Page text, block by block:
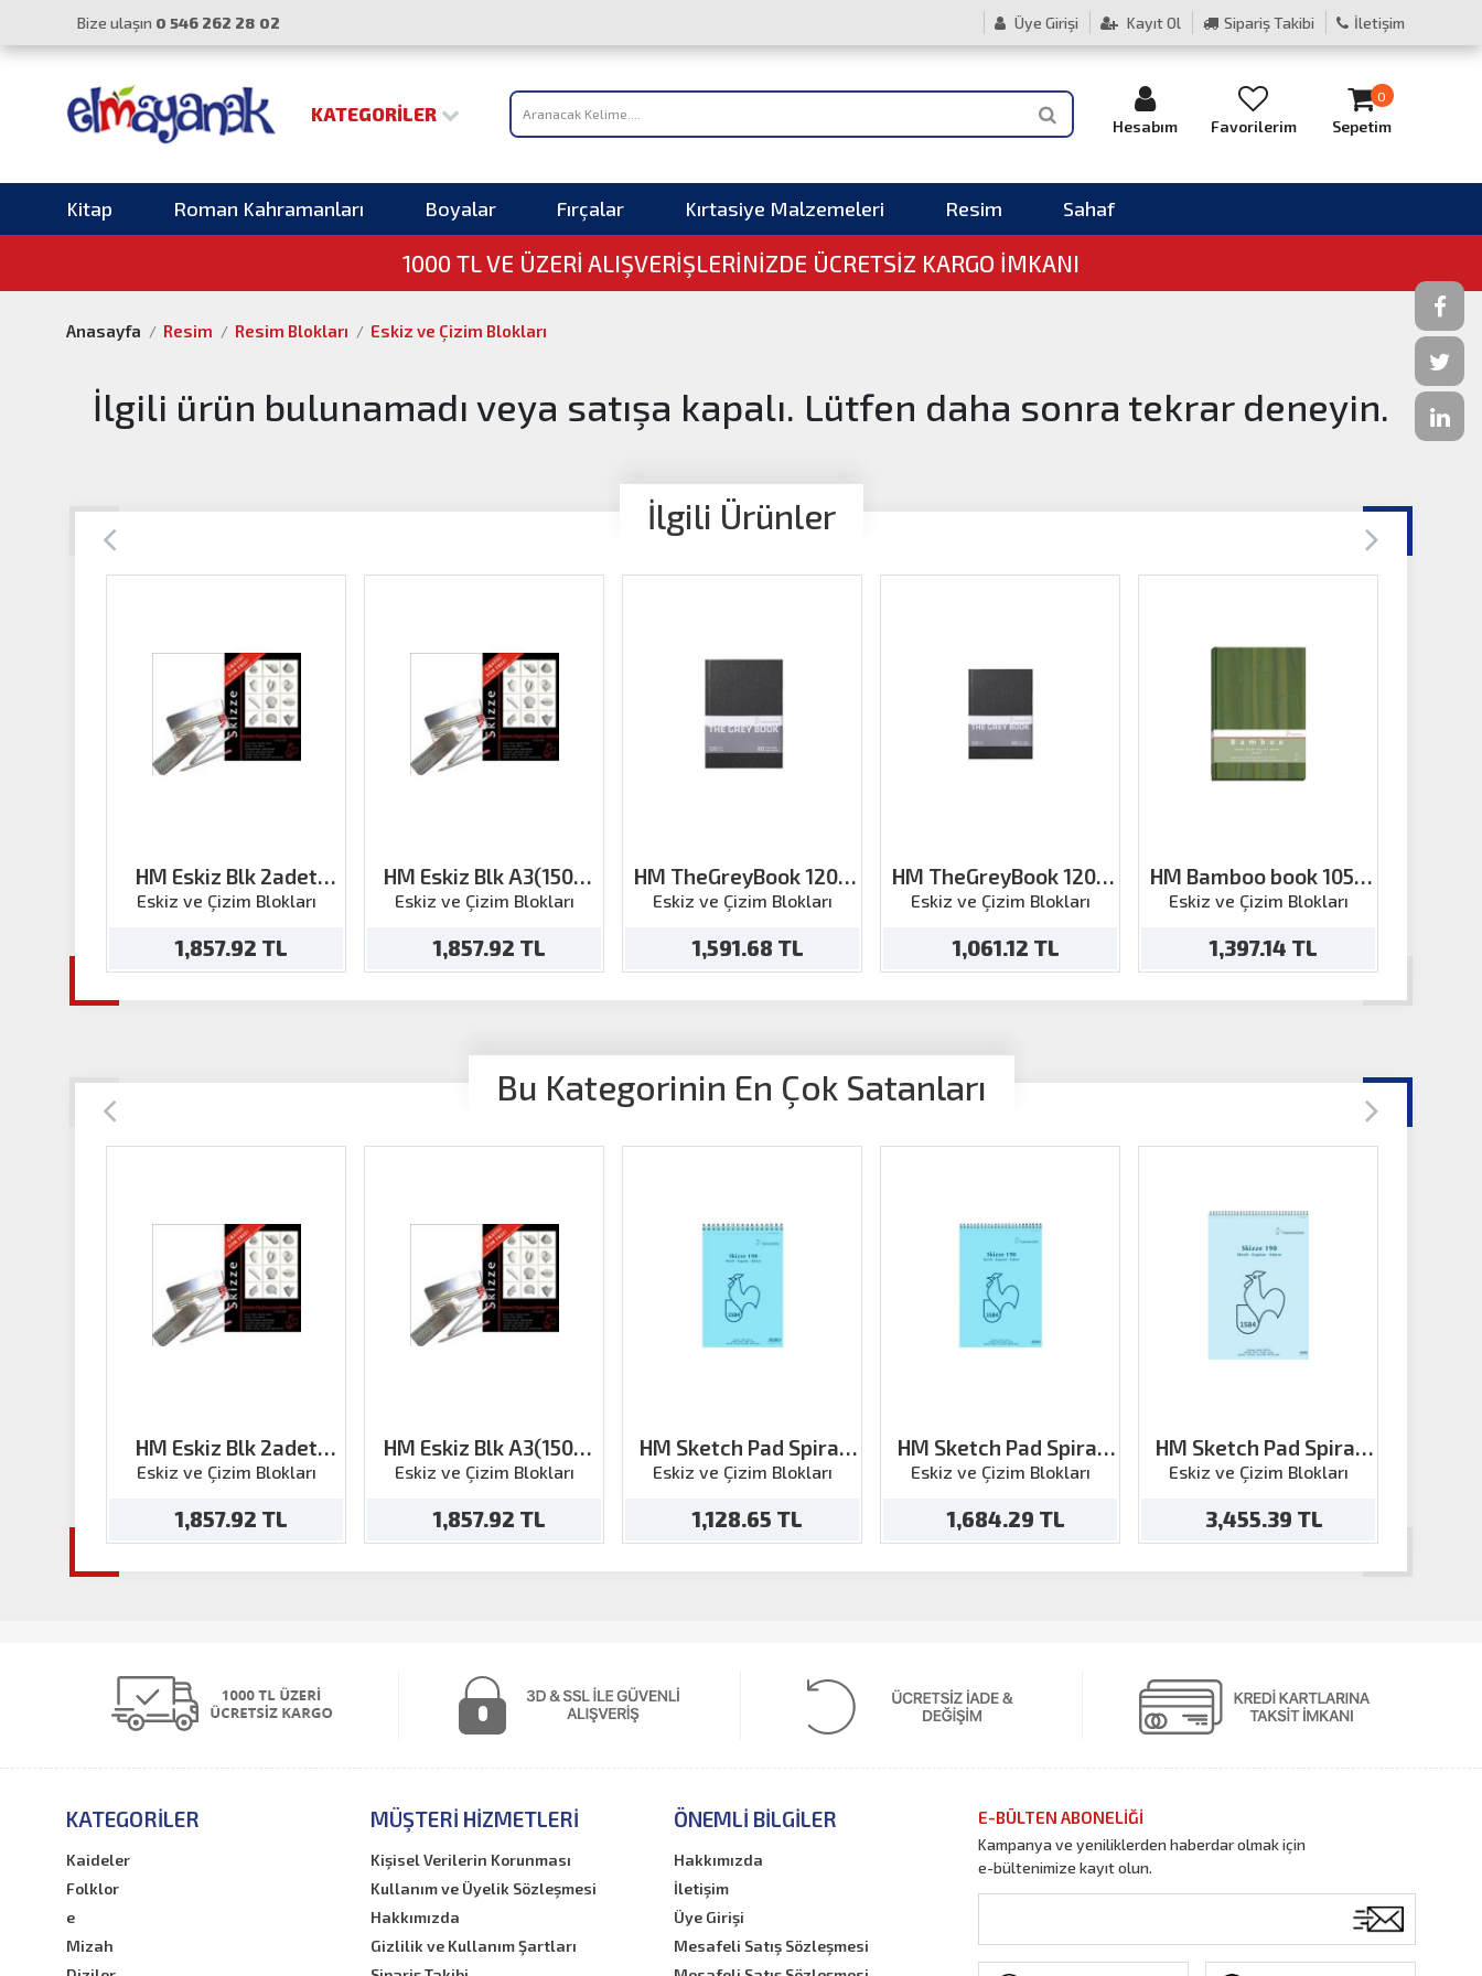
Bize ulaşın 0 546 262 28 02 Üye Girişi Kayıt Ol Sipariş Takibi İletişim
KATEGORILER
Hesabım Favorilerim Sepetim
0
Kitap Roman Kahramanları Boyalar Fırçalar Kırtasiye Malzemeleri Resim Sahaf
1000 TL VE ÜZERI ALIŞVERIŞLERINIZDE ÜCRETSİZ KARGO İMKANI
Anasayfa Resim Resim Blokları Eskiz ve Çizim Blokları
İlgili ürün bulunamadı veya satışa kapalı. Lütfen daha sonra tekrar deneyin.
İlgili Ürünler
HM Eskiz Blk 2adet
A4(150g 50ya)+kalem
Eskiz ve Çizim Blokları
1,857.92 TL
HM Eskiz Blk A3(150g
50ya)+kalem
Eskiz ve Çizim Blokları
1,857.92 TL
HM TheGreyBook 120g
A4 40ya
Eskiz ve Çizim Blokları
1,591.68 TL
HM TheGreyBook 120g
A5 40ya
Eskiz ve Çizim Blokları
1,061.12 TL
HM Bamboo book 105g
A5 64yp.
Eskiz ve Çizim Blokları
1,397.14 TL
Bu Kategorinin En Çok Satanları
HM Eskiz Blk 2adet
A4(150g 50ya)+kalem
Eskiz ve Çizim Blokları
1,857.92 TL
HM Eskiz Blk A3(150g
50ya)+kalem
Eskiz ve Çizim Blokları
1,857.92 TL
HM Sketch Pad Spiral
190g A4 50ya
Eskiz ve Çizim Blokları
1,128.65 TL
HM Sketch Pad Spiral
190g A3 50ya
Eskiz ve Çizim Blokları
1,684.29 TL
HM Sketch Pad Spiral
190g A2 50ya
Eskiz ve Çizim Blokları
3,455.39 TL
KATEGORILER
Kaideler
Folklor
e
Mizah
MÜŞTERI HIZMETLERI
Kişisel Verilerin Korunması
Kullanım ve Üyelik Sözleşmesi
Hakkımızda
Gizlilik ve Kullanım Şartları
ÖNEMLI BILGILER
Hakkımızda
İletişim
Üye Girişi
Mesafeli Satış Sözleşmesi
E-BÜLTEN ABONELİĞİ
Kampanya ve yeniliklerden haberdar olmak için
e-bültenimize kayıt olun.